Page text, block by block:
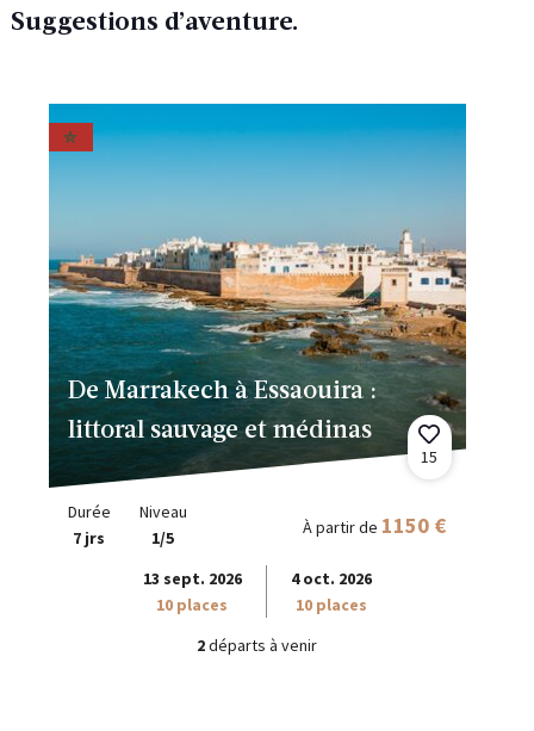
Suggestions d’aventure.
De Marrakech à Essaouira :
littoral sauvage et médinas
15
Durée
7 jrs
Niveau
1/5
À partir de 1150 €
13 sept. 2026
10 places
4 oct. 2026
10 places
2départs à venir